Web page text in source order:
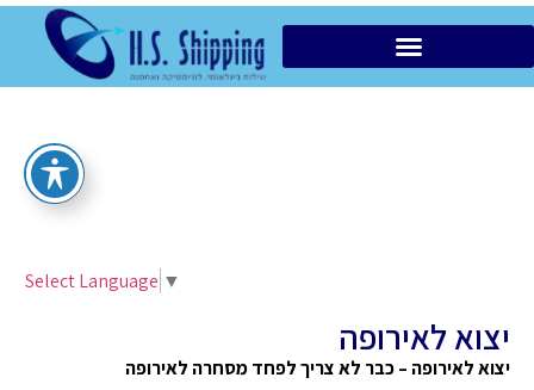
Select Language ▼
יצוא לאירופה
יצוא לאירופה – כבר לא צריך לפחד מסחרה לאירופה